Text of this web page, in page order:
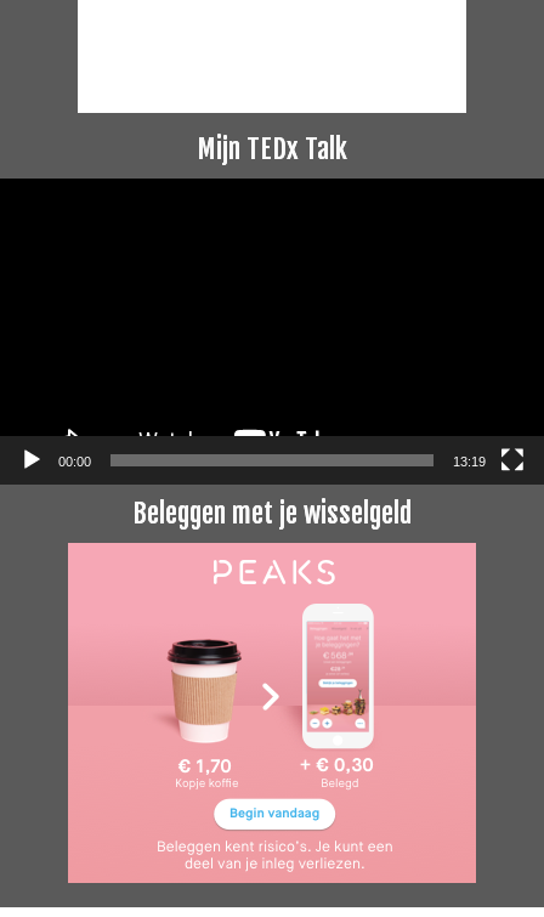
Mijn TEDx Talk
00:00 13:19
Beleggen met je wisselgeld